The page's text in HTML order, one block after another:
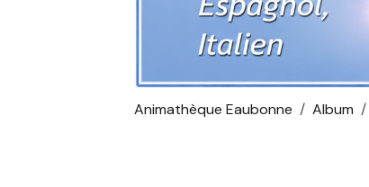
Animathèque Eaubonne Album